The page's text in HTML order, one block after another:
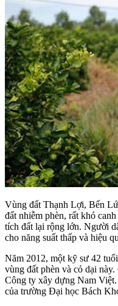
Vùng đất Thạnh Lợi, Bến
đất nhiễm phèn, rất khó
tích đất lại rộng lớn. Người
cho năng suất thấp và hiệu
Năm 2012, một kỹ sư 42
vùng đất phèn và cỏ dại
Công ty xây dựng Nam
của trường Đại học Bách